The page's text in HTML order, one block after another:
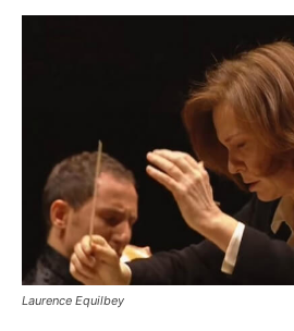
Laurence Equilbey